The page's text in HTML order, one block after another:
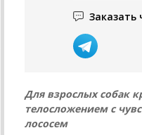
Заказать
Для взрослых собак
телосложением с
лососем